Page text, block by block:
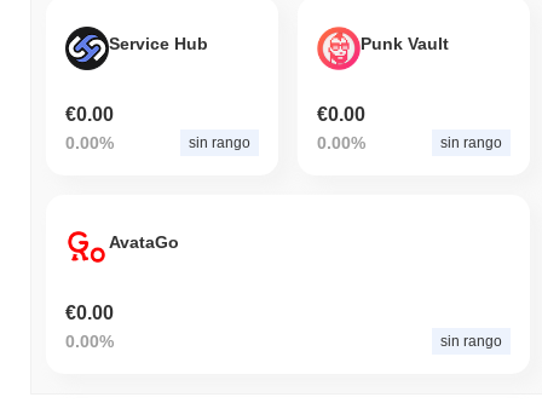
Service Hub
€0.00
0.00% sin rango
Punk Vault
€0.00
0.00% sin rango
AvataGo
€0.00
0.00% sin rango